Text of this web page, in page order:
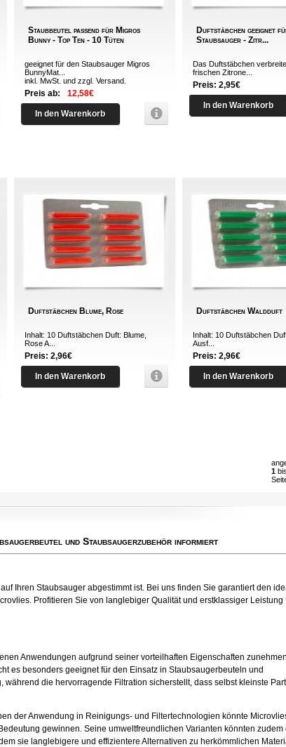
Staubbeutel passend für Migros
Bunny - Top Ten - 10 Tüten
geeignet für den Staubsauger Migros
BunnyMat...
inkl. MwSt. und zzgl. Versand
Preis ab: 12,58€
In den Warenkorb
Duftstäbchen geeignet
Staubsauger - Zitr...
Das Duftstäbchen
frischen Zitrone...
Preis: 2,95€
In den Warenkorb
Duftstäbchen Blume, Rose
Inhalt: 10 Duftstäbchen Duft: Blume,
Rose A...
Preis: 2,96€
In den Warenkorb
Duftstäbchen Waldduft
Inhalt: 10 Duftstäbchen
Ausf...
Preis: 2,96€
In den Warenkorb
1 bis
und Staubsaugerzubehör informiert
Ihren Staubsauger abgestimmt ist. Bei uns finden Sie garantiert den
Profitieren Sie von langlebiger Qualität und erstklassiger Leistung
Anwendungen aufgrund seiner vorteilhaften Eigenschaften
es besonders geeignet für den Einsatz in Staubsaugerbeuteln und
die hervorragende Filtration sicherstellt, dass selbst kleinste
der Anwendung in Reinigungs- und Filtertechnologien könnte
gewinnen. Seine umweltfreundlichen Varianten könnten zudem
sie langlebigere und effizientere Alternativen zu herkömmlichen